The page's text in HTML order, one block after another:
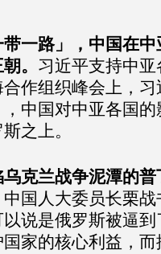
一路」，中国在
。 习近平支持中
作组织峰会上，
中国对中亚各国
之上。
克兰战争泥潭的
国人大委员长栗
说是俄罗斯被逼
家的核心利益，